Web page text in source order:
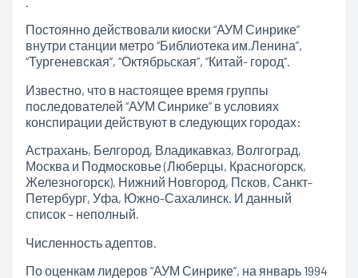
Постоянно действовали киоски “АУМ Синрике”
внутри станции метро “Библиотека им.Ленина”,
“Тургеневская”, “Октябрьская”, “Китай- город”.
Известно, что в настоящее время группы
последователей “АУМ Синрике” в условиях
конспирации действуют в следующих городах:
Астрахань, Белгород, Владикавказ, Волгоград,
Москва и Подмосковье (Люберцы, Красногорск,
Железногорск), Нижний Новгород, Псков, Санкт-
Петербург, Уфа, Южно-Сахалинск. И данный
список – неполный.
Численность адептов.
По оценкам лидеров “АУМ Синрике”, на январь 1994